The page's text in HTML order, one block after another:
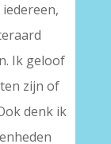
Ik geloof
zijn of
denk ik